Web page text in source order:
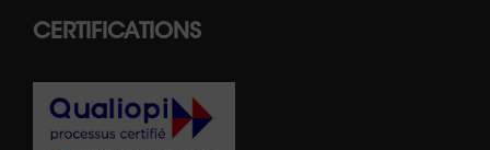
CERTIFICATIONS